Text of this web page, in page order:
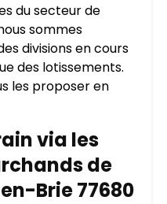
du secteur de
sommes
divisions en cours
des lotissements.
les proposer en
via les
de
Brie 77680